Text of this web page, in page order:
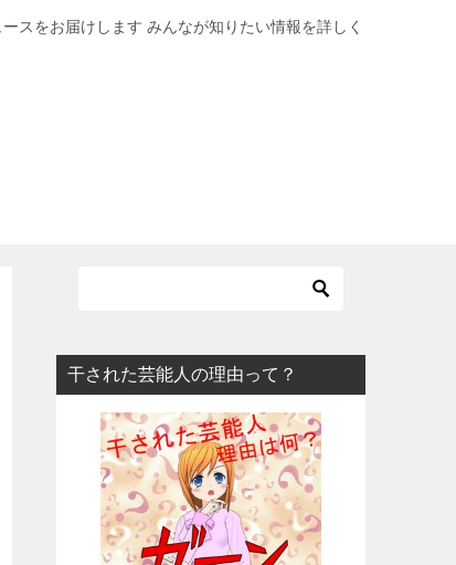
スをお届けします みんなが知りたい情報を詳しく
干された芸能人の理由って？